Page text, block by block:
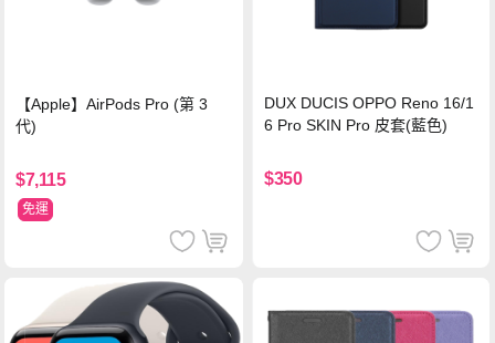
【Apple】AirPods Pro (第 3
代)
$7,115
免運
DUX DUCIS OPPO Reno 16/1
6 Pro SKIN Pro 皮套(藍色)
$350